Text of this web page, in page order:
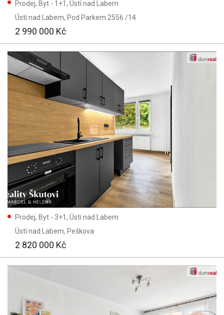
Prodej, Byt - 1+1, Ústí nad Labem
Ústí nad Labem, Pod Parkem 2556 /14
2 990 000 Kč
Prodej, Byt - 3+1, Ústí nad Labem
Ústí nad Labem, Peškova
2 820 000 Kč